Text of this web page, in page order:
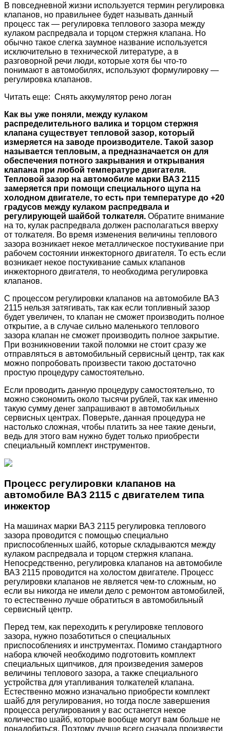
В повседневной жизни используется термин регулировка
клапанов, но правильнее будет называть данный
процесс так — регулировка теплового зазора между
кулаком распредвала и торцом стержня клапана. Но
обычно такое слегка заумное название используется
исключительно в технической литературе, а в
разговорной речи люди, которые хотя бы что-то
понимают в автомобилях, используют формулировку —
регулировка клапанов.
Читать еще: Снять аккумулятор рено логан
Как вы уже поняли, между кулаком
распределительного валика и торцом стержня
клапана существует тепловой зазор, который
измеряется на заводе производителе. Такой зазор
называется тепловым, а предназначается он для
обеспечения потного закрывания и открывания
клапана при любой температуре двигателя.
Тепловой зазор на автомобиле марки ВАЗ 2115
замеряется при помощи специального щупа на
холодном двигателе, то есть при температуре до +20
градусов между кулаком распредвала и
регулирующей шайбой толкателя. Обратите внимание
на то, кулак распредвала должен располагаться вверху
от толкателя. Во время изменения величины теплового
зазора возникает некое металлическое постукивание при
рабочем состоянии инжекторного двигателя. То есть если
возникает некое постукивание самых клапанов
инжекторного двигателя, то необходима регулировка
клапанов.
С процессом регулировки клапанов на автомобиле ВАЗ
2115 нельзя затягивать, так как если топливный зазор
будет увеличен, то клапан не сможет производить полное
открытие, а в случае сильно маленького теплового
зазора клапан не сможет производить полное закрытие.
При возникновении такой поломки не стоит сразу же
отправляться в автомобильный сервисный центр, так как
можно попробовать произвести такою достаточно
простую процедуру самостоятельно.
Если проводить данную процедуру самостоятельно, то
можно сэкономить около тысячи рублей, так как именно
такую сумму денег запрашивают в автомобильных
сервисных центрах. Поверьте, данная процедура не
настолько сложная, чтобы платить за нее такие деньги,
ведь для этого вам нужно будет только приобрести
специальный комплект инструментов.
Процесс регулировки клапанов на
автомобиле ВАЗ 2115 с двигателем типа
инжектор
На машинах марки ВАЗ 2115 регулировка теплового
зазора проводится с помощью специально
приспособленных шайб, которые складываются между
кулаком распредвала и торцом стержня клапана.
Непосредственно, регулировка клапанов на автомобиле
ВАЗ 2115 проводится на холостом двигателе. Процесс
регулировки клапанов не является чем-то сложным, но
если вы никогда не имели дело с ремонтом автомобилей,
то естественно лучше обратиться в автомобильный
сервисный центр.
Перед тем, как переходить к регулировке теплового
зазора, нужно позаботиться о специальных
приспособлениях и инструментах. Помимо стандартного
набора ключей необходимо подготовить комплект
специальных щипчиков, для произведения замеров
величины теплового зазора, а также специального
устройства для утапливания толкателей клапана.
Естественно можно изначально приобрести комплект
шайб для регулирования, но тогда после завершения
процесса регулирования у вас останется некое
количество шайб, которые вообще могут вам больше не
понадобиться. Поэтому лучше всего сначала произвести